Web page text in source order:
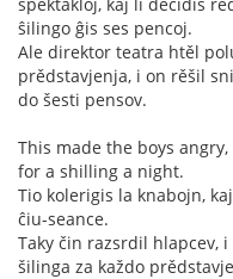
ŝilingo ĝis ses pencoj.
Ale direktor teatra htěl
prědstavjenja, i on rěšil
do šesti pensov.
This made the boys
for a shilling a night.
Tio kolerigis la knabojn,
ĉiu-seance.
Taky čin razsrdil hlapcev,
šilinga za každo